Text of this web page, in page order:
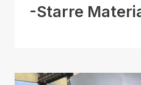
-starre